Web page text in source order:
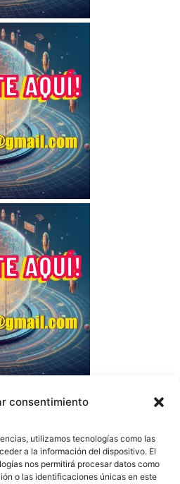
consentimiento
utilizamos tecnologías como las
a la información del dispositivo. El
nos permitirá procesar datos como
o las identificaciones únicas en este